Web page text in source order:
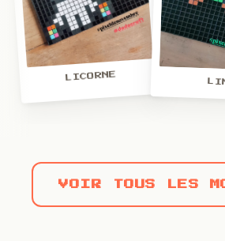
LICORNE
VOIR TOUS LES